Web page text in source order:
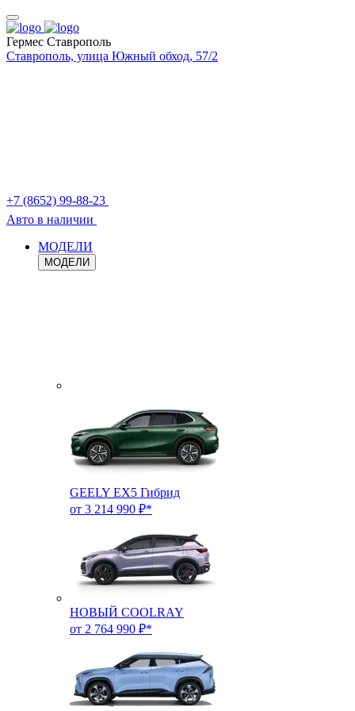
Гермес Ставрополь
Ставрополь, улица Южный обход, 57/2
+7 (8652) 99-88-23
Авто в наличии
МОДЕЛИ
МОДЕЛИ
GEELY EX5 Гибрид
от 3 214 990 ₽*
НОВЫЙ COOLRAY
от 2 764 990 ₽*